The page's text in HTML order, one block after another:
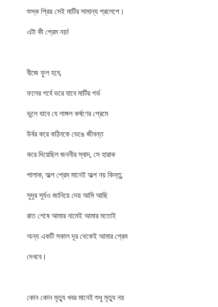
শুস্ক প্রিয় সেই মাটির সামান্য প্রলেপে।
এটা কী প্রেম নয়!
বীজে ফুল হবে,
ফলের গর্বে ভরে যাবে মাটির গর্ভ
ভুলে যাবে যে লাঙ্গল কর্ষণের প্রেমে
উর্বর করে কঠিনকে ভেঙে জীবন্ত
করে দিয়েছিল জননীর স্বাদ, সে হারাক
পালাক, অল্প প্রেম মানেই অল্প নয় কিন্তু;
সুদূর সূর্যও জানিয়ে দেয় আমি আছি
রাত শেষে আমার নামেই আমার মতোই
অন্য একটি সকাল দূর থেকেই আমার প্রেম
দেখবে।
কোন কোন মৃত্যু খবর মানেই শুধু মৃত্যু নয়